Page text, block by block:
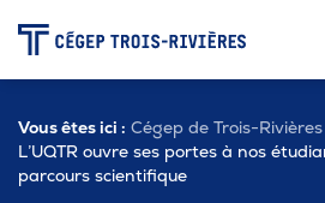
Programmes
Vous êtes ici : Cégep de Trois-Rivières
L’UQTR ouvre ses portes à nos
parcours scientifique